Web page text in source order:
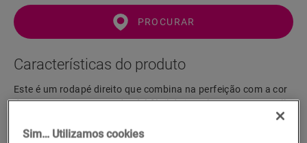
PROCURAR
Características do produto
Este é um rodapé direito que combina na perfeição com a cor
do seu pavimento. O rodapé é fácil de instalar com a One4All
combine com a espuma de polietileno, o Hydrokit e o
Sim… Utilizamos cookies